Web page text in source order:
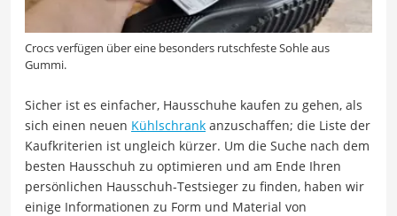
Crocs verfügen über eine besonders rutschfeste Sohle aus
Gummi.
Sicher ist es einfacher, Hausschuhe kaufen zu gehen, als
sich einen neuen Kühlschrank anzuschaffen; die Liste der
Kaufkriterien ist ungleich kürzer. Um die Suche nach dem
besten Hausschuh zu optimieren und am Ende Ihren
persönlichen Hausschuh-Testsieger zu finden, haben wir
einige Informationen zu Form und Material von